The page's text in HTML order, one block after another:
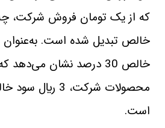
كه‌ از يک تومان فروش شركت،
خالص تبديل‌ شده‌ است. به‌عنوان‌
خالص 30 درصد نشان‌
محصولات شركت، 3
‌است.